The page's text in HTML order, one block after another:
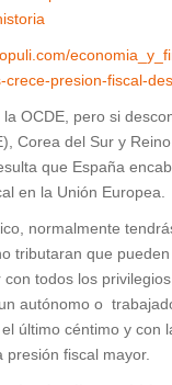
crece-presion-fiscal-
OCDE, pero si
Corea del Sur y
que España
en la Unión Europea.
normalmente
tributaran que
todos los
autónomo o
último céntimo y con
presión fiscal mayor.